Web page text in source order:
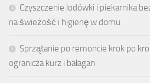
Czyszczenie lodówki i piekarnika
na świeżość i higienę w domu
Sprzątanie po remoncie krok po
ogranicza kurz i bałagan